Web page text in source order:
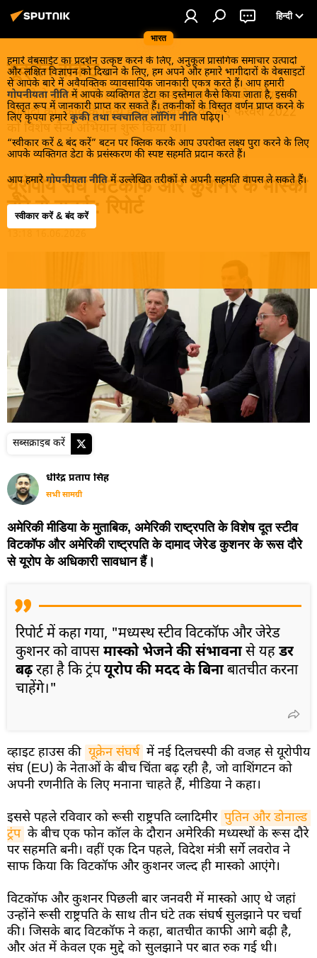
भारत
हिन्दी
हमारे वेबसाईट का प्रदर्शन उत्कृष्ट करने के लिए, अनुकूल प्रासंगिक समाचार उत्पादों
और लक्षित विज्ञापन को दिखाने के लिए, हम अपने और हमारे भागीदारों के वेबसाइटों
से आपके बारे में अवैयक्तिक व्यावसायिक जानकारी एकत्र करते हैं। आप हमारी
गोपनीयता नीति में आपके व्यक्तिगत डेटा का इस्तेमाल कैसे किया जाता है, इसकी
विस्तृत रूप में जानकारी प्राप्त कर सकते हैं। तकनीकों के विस्तृत वर्णन प्राप्त करने के
लिए कृपया हमारे कूकी तथा स्वचालित लॉगिंग नीति पढ़िए।
“स्वीकार करें & बंद करें” बटन पर क्लिक करके आप उपरोक्त लक्ष्य पुरा करने के लिए
आपके व्यक्तिगत डेटा के प्रसंस्करण की स्पष्ट सहमति प्रदान करते हैं।
आप हमारे गोपनीयता नीति में उल्लेखित तरीकों से अपनी सहमति वापस ले सकते हैं।
स्वीकार करें & बंद करें
यूक्रेन संकट
मास्को ने डोनबास के लोगों को, खास तौर पर रूसी बोलनेवाली
आबादी को, कीव के नित्य हमलों से बचाने के लिए फरवरी 2022
को विशेष सैन्य अभियान शुरू किया था।
यूरोपीय संघ विटकॉफ और कुशनर के मास्को
दौरे से सतर्क: रिपोर्ट
सब्सक्राइब करें
धीरेंद्र प्रताप सिंह
सभी सामग्री
अमेरिकी मीडिया के मुताबिक, अमेरिकी राष्ट्रपति के विशेष दूत स्टीव
विटकॉफ और अमेरिकी राष्ट्रपति के दामाद जेरेड कुशनर के रूस दौरे
से यूरोप के अधिकारी सावधान हैं।
रिपोर्ट में कहा गया, "मध्यस्थ स्टीव विटकॉफ और जेरेड
कुशनर को वापसमास्को भेजने की संभावनासे यहडर
बढ़रहा है कि ट्रंपयूरोप की मदद के बिनाबातचीत करना
चाहेंगे।"
व्हाइट हाउस की यूक्रेन संघर्ष में नई दिलचस्पी की वजह से यूरोपीय
संघ (EU) के नेताओं के बीच चिंता बढ़ रही है, जो वाशिंगटन को
अपनी रणनीति के लिए मनाना चाहते हैं, मीडिया ने कहा।
इससे पहले रविवार को रूसी राष्ट्रपति व्लादिमीर पुतिन और डोनाल्ड
ट्रंप के बीच एक फोन कॉल के दौरान अमेरिकी मध्यस्थों के रूस दौरे
पर सहमति बनी। वहीं एक दिन पहले, विदेश मंत्री सर्गे लवरोव ने
साफ किया कि विटकॉफ और कुशनर जल्द ही मास्को आएंगे।
विटकॉफ और कुशनर पिछली बार जनवरी में मास्को आए थे जहां
उन्होंने रूसी राष्ट्रपति के साथ तीन घंटे तक संघर्ष सुलझाने पर चर्चा
की। जिसके बाद विटकॉफ ने कहा, बातचीत काफी आगे बढ़ी है,
और अंत में केवल एक मुद्दे को सुलझाने पर बात रुक गई थी।